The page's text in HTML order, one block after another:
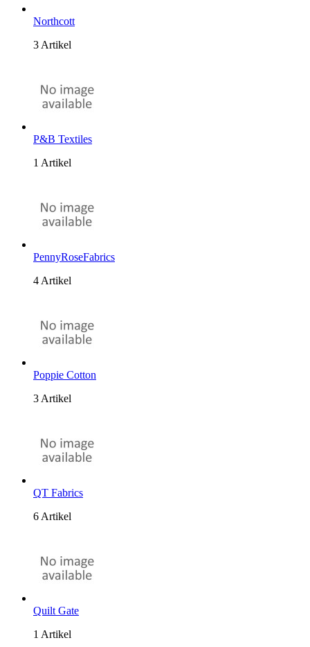
Northcott
3 Artikel
P&B Textiles
1 Artikel
PennyRoseFabrics
4 Artikel
Poppie Cotton
3 Artikel
QT Fabrics
6 Artikel
Quilt Gate
1 Artikel